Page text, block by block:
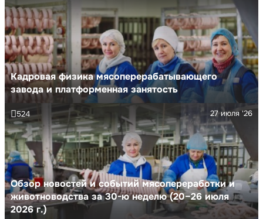
Кадровая физика мясоперерабатывающего
завода и платформенная занятость
Обзор новостей и событий мясопереработки и
животноводства за 30-ю неделю (20–26 июля
2026 г.)
27 июля '26
524